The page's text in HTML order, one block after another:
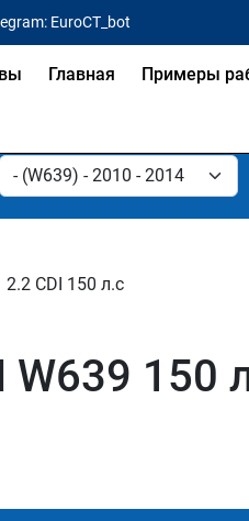
EuroCT_bot
Главная Примеры
2.2 CDI 150 л.с
150